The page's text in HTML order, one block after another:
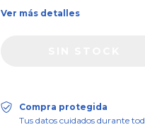
Ver más detalles
Compra protegida
Tus datos cuidados durante